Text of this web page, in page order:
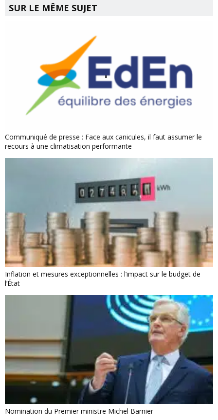
SUR LE MÊME SUJET
Communiqué de presse : Face aux canicules, il faut assumer le
recours à une climatisation performante
Inflation et mesures exceptionnelles : l’impact sur le budget de
l’État
Nomination du Premier ministre Michel Barnier